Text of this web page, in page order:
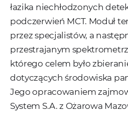
łazika niechłodzonych
podczerwień MCT. Moduł
przez specjalistów, a
przestrajanym
którego celem było
dotyczących środowiska
Jego opracowaniem
System S.A. z Ożarowa